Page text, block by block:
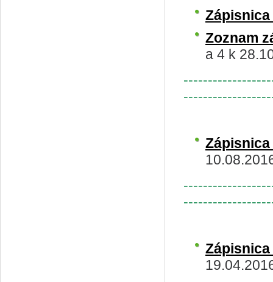
Zápisnica
Zoznam
a 4 k
Zápisnica
Zápisnica